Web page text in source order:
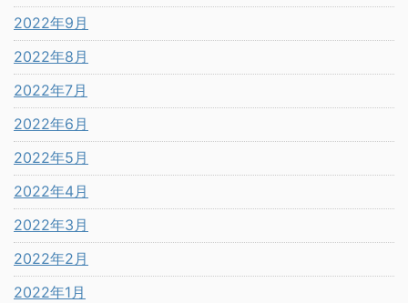
2022年9月
2022年8月
2022年7月
2022年6月
2022年5月
2022年4月
2022年3月
2022年2月
2022年1月